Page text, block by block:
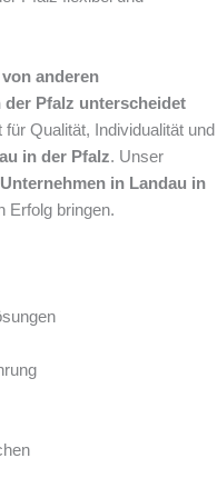
anderen
der Pfalz unterscheidet
für Qualität, Individualität und
in der Pfalz. Unser
in Landau in
Erfolg bringen.